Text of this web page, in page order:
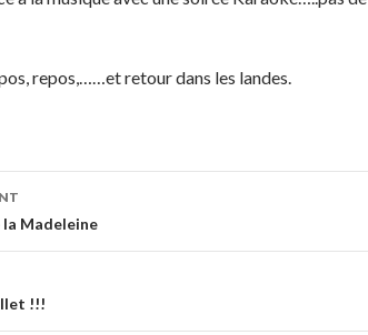
repos,……et retour dans les landes.
la Madeleine
!!!